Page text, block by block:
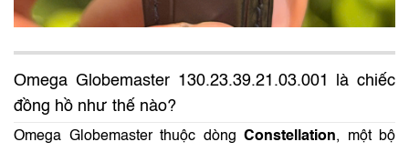
Omega Globemaster 130.23.39.21.03.001 là chiếc
đồng hồ như thế nào?
Omega Globemaster thuộc dòng Constellation, một bộ